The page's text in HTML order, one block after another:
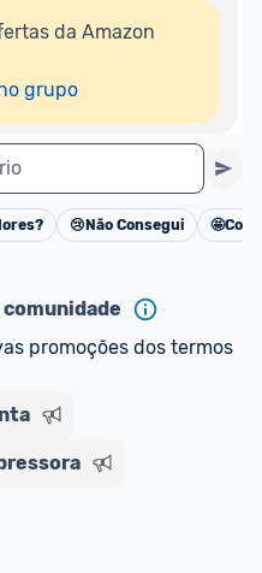
da Amazon
grupo
Cancelar
😢 Não Consegui 🤩
promoções dos termos